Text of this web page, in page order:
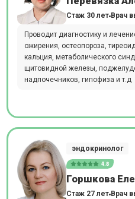
Стаж 30 лет Врач
Проводит диагностику и
ожирения, остеопороза,
кальция, метаболического
щитовидной железы,
надпочечников, гипофиза и т.д
эндокринолог
4.8
Горшкова
Стаж 27 лет Врач